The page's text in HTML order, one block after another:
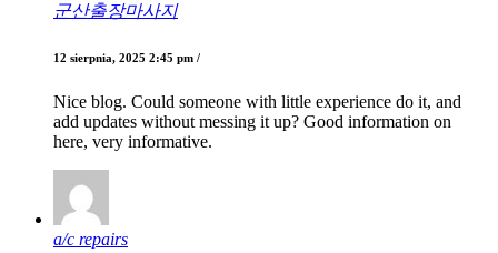
군산출장마사지
12 sierpnia, 2025 2:45 pm /
Nice blog. Could someone with little experience do it, and
add updates without messing it up? Good information on
here, very informative.
a/c repairs